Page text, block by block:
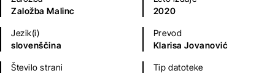
Založba Malinc
2020
Jezik(i)
slovenščina
Prevod
Klarisa Jovanović
Število strani
Tip datoteke